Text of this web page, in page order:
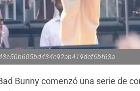
Bunny comenzó una serie de